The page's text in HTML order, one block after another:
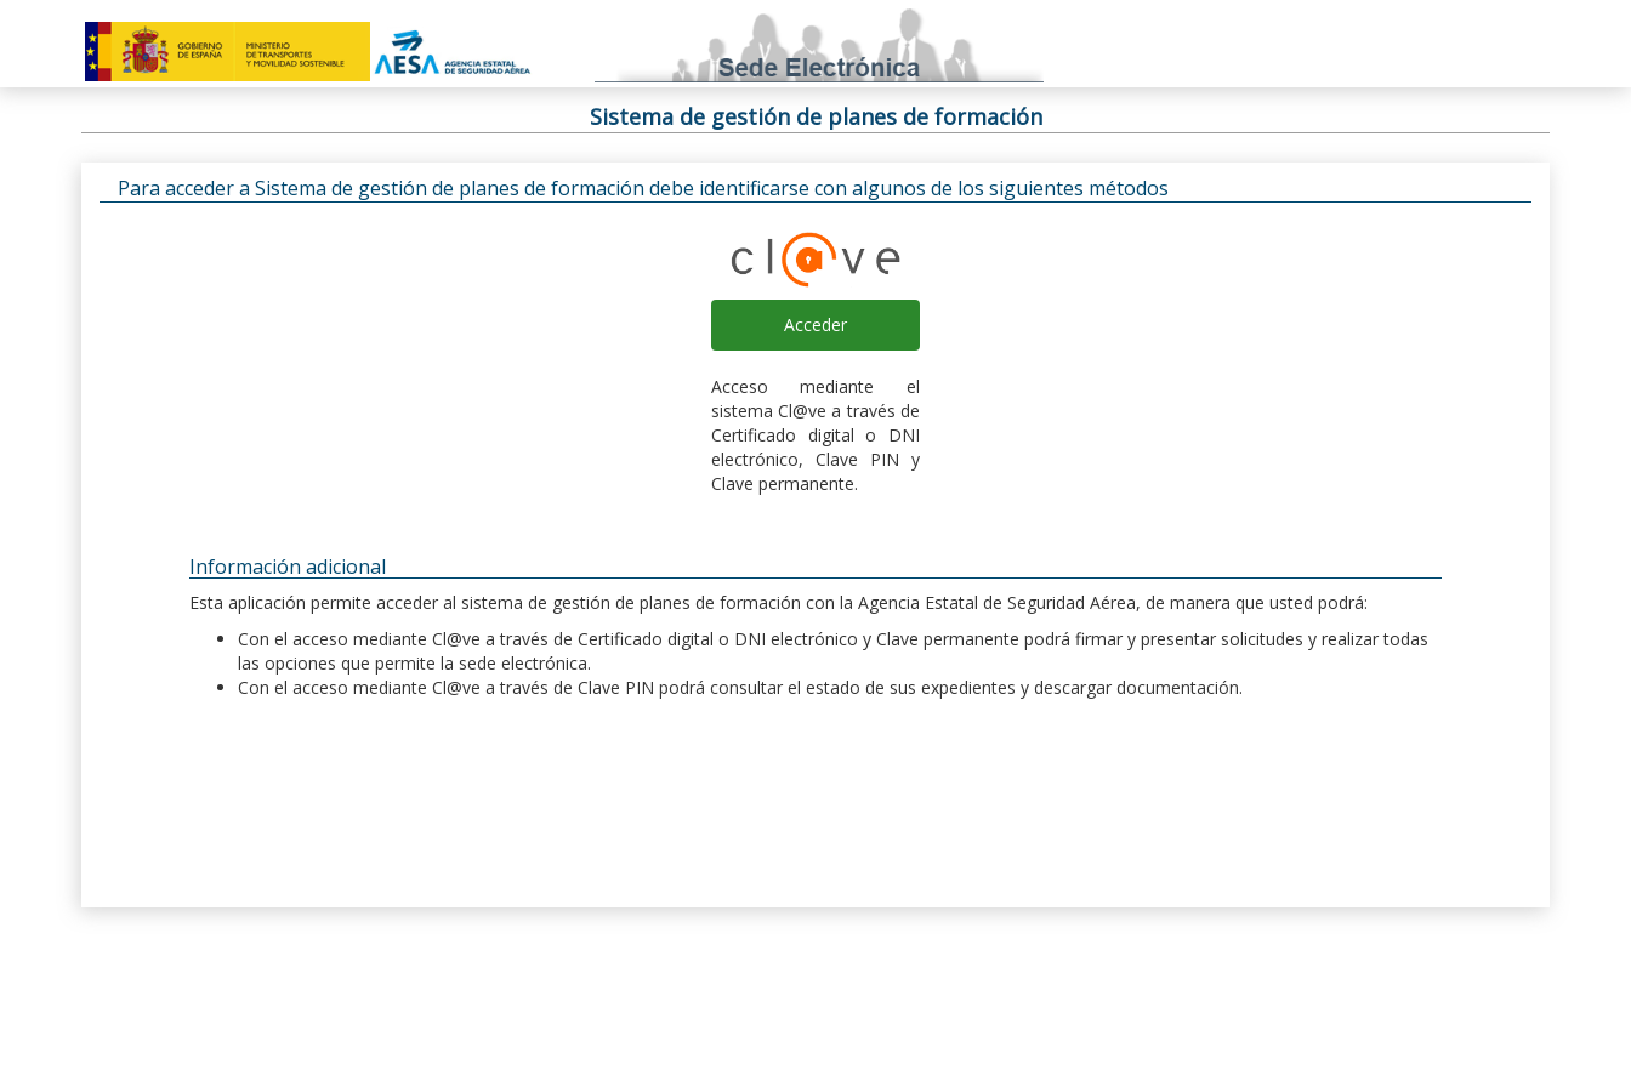
Sistema de gestión de planes de formación
Para acceder a Sistema de gestión de planes de formación debe identificarse con algunos de los siguientes métodos
Acceder
Acceso mediante el
sistema Cl@ve a través de
Certificado digital o DNI
electrónico, Clave PIN y
Clave permanente.
Información adicional
Esta aplicación permite acceder al sistema de gestión de planes de formación con la Agencia Estatal de Seguridad Aérea, de manera que usted podrá:
Con el acceso mediante Cl@ve a través de Certificado digital o DNI electrónico y Clave permanente podrá firmar y presentar solicitudes y realizar todas
las opciones que permite la sede electrónica.
Con el acceso mediante Cl@ve a través de Clave PIN podrá consultar el estado de sus expedientes y descargar documentación.